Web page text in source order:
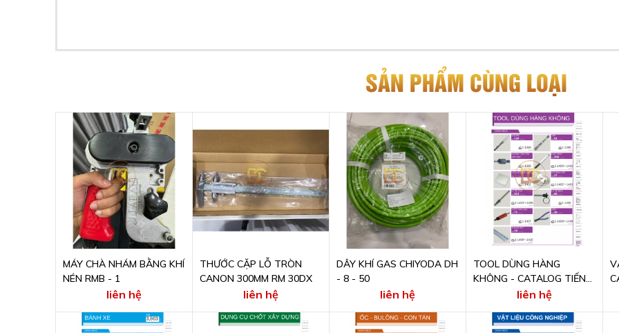
SẢN PHẨM CÙNG LOẠI
MÁY CHÀ NHÁM BẰNG KHÍ
NÉN RMB - 1
liên hệ
THƯỚC CẶP LỖ TRÒN
CANON 300MM RM 30DX
liên hệ
DÂY KHÍ GAS CHIYODA DH
- 8 - 50
liên hệ
TOOL DÙNG HÀNG
KHÔNG - CATALOG TIẾNG
NHẬT ONLINEliên hệ